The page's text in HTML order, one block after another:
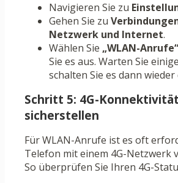
Navigieren Sie zu
Gehen Sie zu
Netzwerk und Internet.
Wählen Sie „WLAN-Anrufe“
Sie es aus. Warten Sie
schalten Sie es dann wieder
Schritt 5: 4G-Konnektivität
sicherstellen
Für WLAN-Anrufe ist es oft
Telefon mit einem 4G-Netzwerk
So überprüfen Sie Ihren 4G-